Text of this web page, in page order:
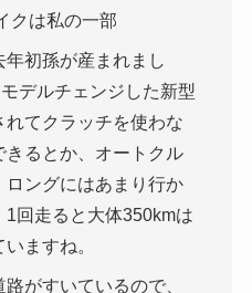
クは私の一部
年初孫が産まれまし
デルチェンジした新型
てクラッチを使わな
きるとか、オートクル
ロングにはあまり行か
回走ると大体350kmは
ますね。
がすいているので、